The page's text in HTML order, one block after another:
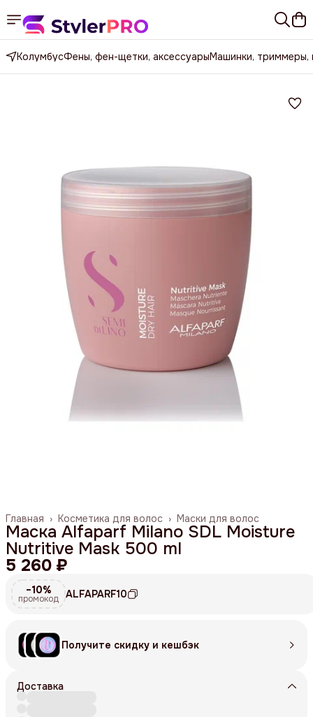
КолумбусФены, фен-щетки, аксессуарыМашинки, триммеры,
Маски для волос
Косметика для волос ›
Главная ›
Маска Alfaparf Milano SDL Moisture
Nutritive Mask 500 ml
5 260 ₽
−10%
промокод ALFAPARF10
Получите скидку и кешбэк
Доставка